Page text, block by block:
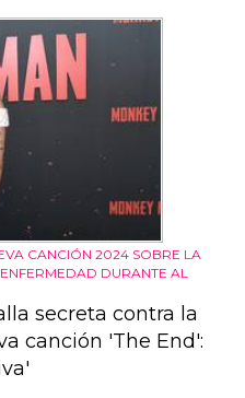
CANCIÓN 2024 SOBRE LA
DURANTE AL
secreta contra la
canción 'The End':